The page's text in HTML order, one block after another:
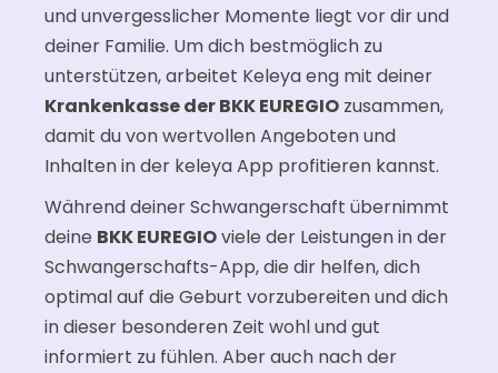
und unvergesslicher Momente liegt vor dir und
deiner Familie. Um dich bestmöglich zu
unterstützen, arbeitet Keleya eng mit deiner
Krankenkasse der BKK EUREGIO zusammen,
damit du von wertvollen Angeboten und
Inhalten in der keleya App profitieren kannst.
Während deiner Schwangerschaft übernimmt
deine BKK EUREGIOviele der Leistungen in der
Schwangerschafts-App, die dir helfen, dich
optimal auf die Geburt vorzubereiten und dich
in dieser besonderen Zeit wohl und gut
informiert zu fühlen. Aber auch nach der